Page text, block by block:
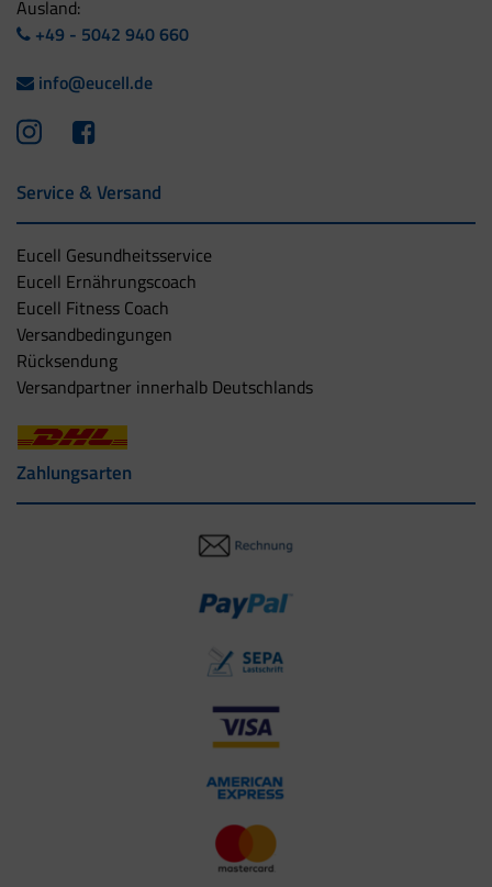
Ausland:
+49 - 5042 940 660
info@eucell.de
Service & Versand
Eucell Gesundheitsservice
Eucell Ernährungscoach
Eucell Fitness Coach
Versandbedingungen
Rücksendung
Versandpartner innerhalb Deutschlands
Zahlungsarten